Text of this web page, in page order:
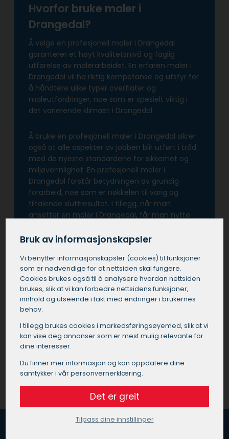
Hvorfor bruke maler i
Drangedal?
Å velge en profesjonell maler i Drangedal
garanterer et høyt kvalitetsnivå og faglig
utførelse av malerarbeidet. En erfaren maler i
Drangedal vil ha riktig kompetanse og utstyr for
å håndtere ulike typer overflater og
maleutfordringer, noe som er spesielt viktig i
det varierende klimaet i Drangedal.
Å bruke en profesjonell maler i Drangedal sikrer
også at alle aspekter av jobben blir utført i tråd
med de nyeste standardene for sikkerhet og
miljøvennlighet. En profesjonell maler i
Drangedal forstår betydningen av grundig
forarbeid, noe som er nøkkelen til varig og
tiltalende sluttresultat. I tillegg, når man
ansetter en maler i Drangedal, får man nytte
og farger, noe som kan forvandle ethvert rom
Å investere i tjenester fra en profesjonell maler i
Drangedal betyr også at man unngår de
vanlige fallgruvene som kan oppstå ved utføre
prosjektet selv eller ved å bruke ukvalifisert
Få et tilbud på maler i Drangedal
Bruk av informasjonskapsler
Vi benytter informasjons­kapsler (cookies) til funksjoner
som er nødvendige for at nettsiden skal fungere.
Cookies brukes også til å analysere hvordan nettsiden
brukes, slik at vi kan forbedre nettsidens funksjoner,
innhold og utseende i takt med endringer i brukernes
behov.
I tillegg brukes cookies i markedsførings­øyemed, slik at vi
kan vise deg annonser som er mest mulig relevante for
dine interesser.
Du finner mer informasjon og kan oppdatere dine
samtykker i vår personvernerklæring.
Det er greit
Tilpass dine innstillinger